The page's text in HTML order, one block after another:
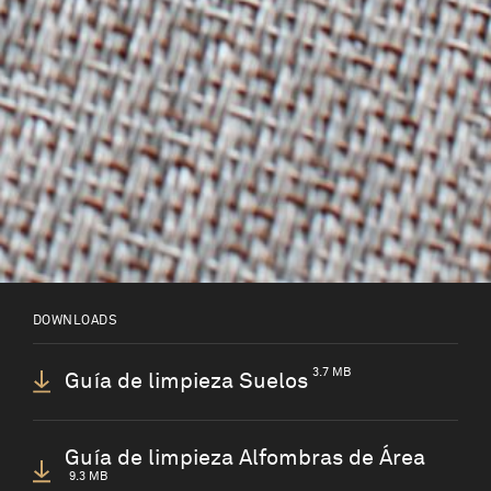
DOWNLOADS
Guía de limpieza Suelos 3.7 MB
Guía de limpieza Alfombras de Área
9.3 MB
Profesionales de limpieza
Eres profesional de limpieza que necesita
consejos e instrucciones.